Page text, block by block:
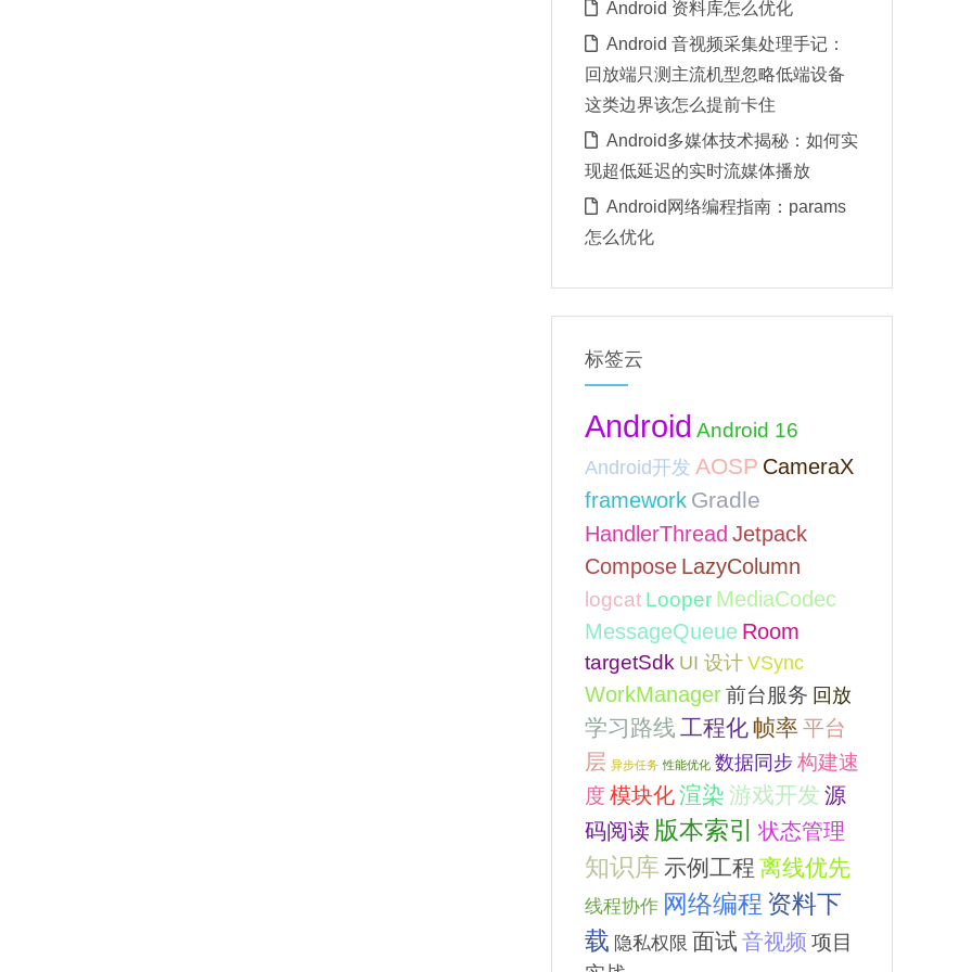
Android 资料库怎么优化
Android 音视频采集处理手记：
回放端只测主流机型忽略低端设备
这类边界该怎么提前卡住
Android多媒体技术揭秘：如何实
现超低延迟的实时流媒体播放
Android网络编程指南：params
怎么优化
标签云
Android Android 16
Android开发 AOSP CameraX
framework Gradle
HandlerThread Jetpack
Compose LazyColumn
logcat Looper MediaCodec
MessageQueue Room
targetSdk UI 设计 VSync
WorkManager 前台服务 回放
学习路线 工程化帧率平台
层 异步任务 性能优化 数据同步 构建速
度 模块化渲染 游戏开发 源
码阅读 版本索引 状态管理
知识库 示例工程 离线优先
线程协作 网络编程 资料下
载 隐私权限 面试 音视频 项目